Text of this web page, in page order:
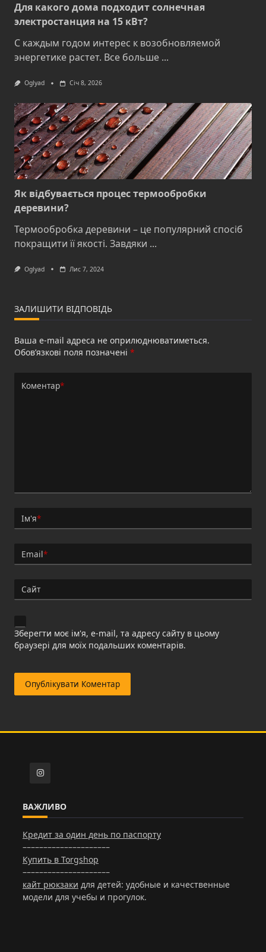
Для какого дома подходит солнечная
электростанция на 15 кВт?
С каждым годом интерес к возобновляемой
энергетике растет. Все больше ...
Oglyad Січ 8, 2026
Як відбувається процес термообробки
деревини?
Термообробка деревини – це популярний спосіб
покращити її якості. Завдяки ...
Oglyad Лис 7, 2024
ЗАЛИШИТИ ВІДПОВІДЬ
Ваша e-mail адреса не оприлюднюватиметься.
Обов’язкові поля позначені *
Коментар*
Ім'я*
Email*
Сайт
Зберегти моє ім'я, e-mail, та адресу сайту в цьому
браузері для моїх подальших коментарів.
ВАЖЛИВО
Кредит за один день по паспорту
–––––––––––––––––––––
Купить в Torgshop
–––––––––––––––––––––
кайт рюкзаки для детей: удобные и качественные
модели для учебы и прогулок.